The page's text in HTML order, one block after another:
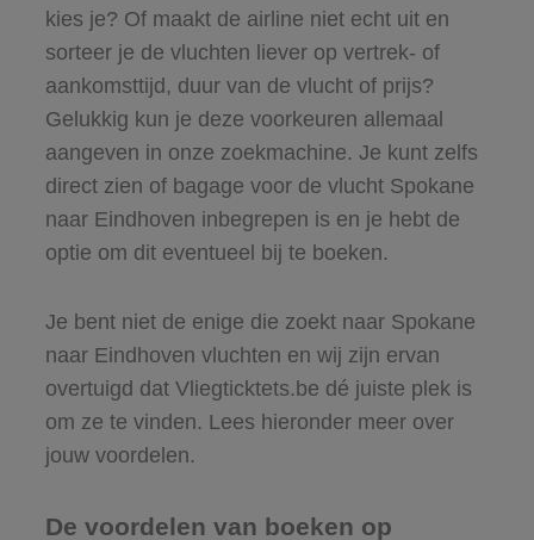
kies je? Of maakt de airline niet echt uit en
sorteer je de vluchten liever op vertrek- of
aankomsttijd, duur van de vlucht of prijs?
Gelukkig kun je deze voorkeuren allemaal
aangeven in onze zoekmachine. Je kunt zelfs
direct zien of bagage voor de vlucht Spokane
naar Eindhoven inbegrepen is en je hebt de
optie om dit eventueel bij te boeken.
Je bent niet de enige die zoekt naar Spokane
naar Eindhoven vluchten en wij zijn ervan
overtuigd dat Vliegticktets.be dé juiste plek is
om ze te vinden. Lees hieronder meer over
jouw voordelen.
De voordelen van boeken op